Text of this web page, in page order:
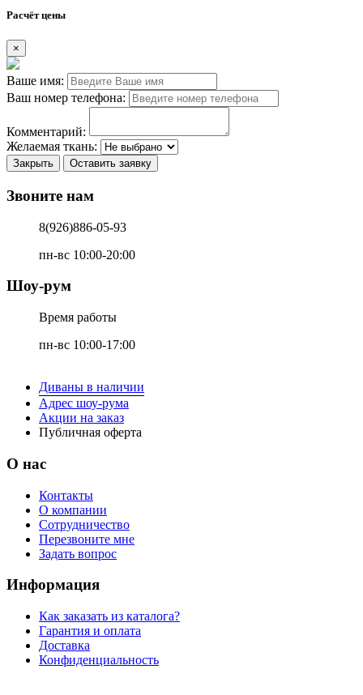
Расчёт цены
×
Ваше имя:
Ваш номер телефона:
Комментарий:
Желаемая ткань:
Закрыть Оставить заявку
Звоните нам
8(926)886-05-93
пн-вс 10:00-20:00
Шоу-рум
Время работы
пн-вс 10:00-17:00
Диваны в наличии
Адрес шоу-рума
Акции на заказ
Публичная оферта
О нас
Контакты
О компании
Сотрудничество
Перезвоните мне
Задать вопрос
Информация
Как заказать из каталога?
Гарантия и оплата
Доставка
Конфиденциальность